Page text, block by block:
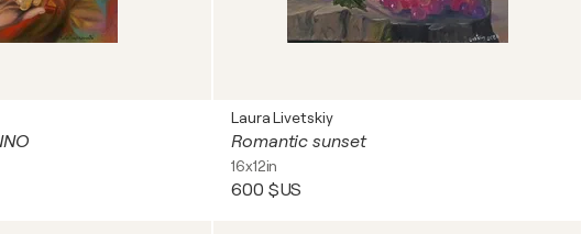
Laura Livetskiy
Romantic sunset
16x12in
600 $US